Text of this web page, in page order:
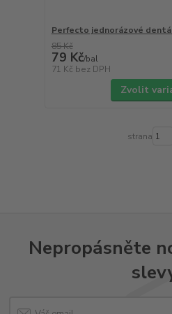
Perfecto jednorázové
85 Kč
79 Kč/bal
71 Kč bez DPH
Zvolit
strana
Nepropásněte